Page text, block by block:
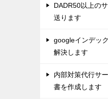
DADR50以上の
送ります
googleインデッ
解決します
内部対策代行サ
書を作成します